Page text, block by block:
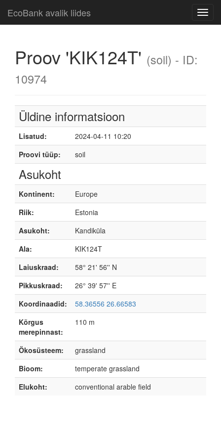
EcoBank avalik liides
Proov 'KIK124T' (soil) - ID:
10974
Üldine informatsioon
Lisatud:
2024-04-11 10:20
Proovi tüüp:
soil
Asukoht
Kontinent:
Europe
Riik:
Estonia
Asukoht:
Kandiküla
Ala:
KIK124T
Laiuskraad:
58° 21' 56'' N
Pikkuskraad:
26° 39' 57'' E
Koordinaadid:
58.36556 26.66583
Kõrgus
merepinnast:
110 m
Ökosüsteem:
grassland
Bioom:
temperate grassland
Elukoht:
conventional arable field